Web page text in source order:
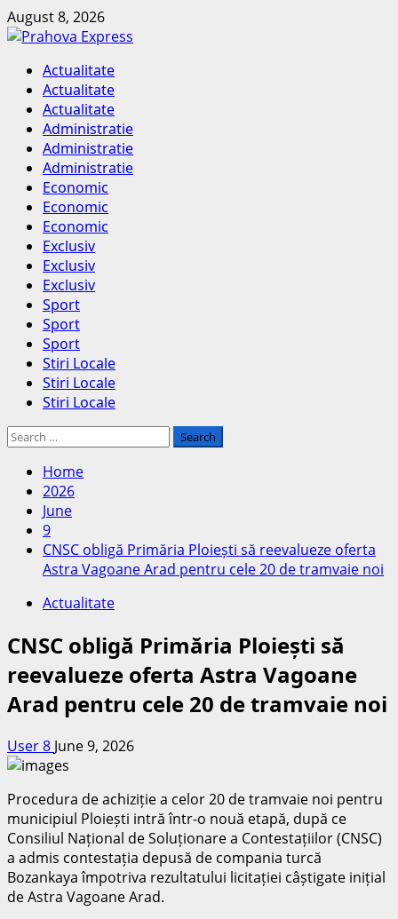
Skip
to
August 8, 2026
Primary
Menu
Actualitate
Actualitate
Actualitate
Administratie
Administratie
Administratie
Economic
Economic
Economic
Exclusiv
Exclusiv
Exclusiv
Sport
Sport
Sport
Stiri Locale
Stiri Locale
Stiri Locale
Search
Home
2026
June
9
CNSC obligă Primăria Ploiești să reevalueze oferta
Astra Vagoane Arad pentru cele 20 de tramvaie noi
Actualitate
CNSC obligă Primăria Ploiești să
reevalueze oferta Astra Vagoane
Arad pentru cele 20 de tramvaie noi
User 8 June 9, 2026
Procedura de achiziție a celor 20 de tramvaie noi pentru
municipiul Ploiești intră într-o nouă etapă, după ce
Consiliul Național de Soluționare a Contestațiilor (CNSC)
a admis contestația depusă de compania turcă
Bozankaya împotriva rezultatului licitației câștigate inițial
de Astra Vagoane Arad.